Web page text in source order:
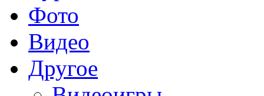
Фото
Видео
Другое